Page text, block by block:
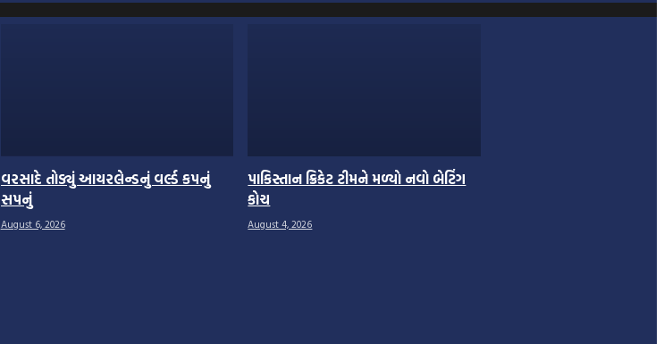
વરસાદે તોડ્યું આયરલેન્ડનું વર્લ્ડ કપનું
સપનું
August 6, 2026
પાકિસ્તાન ક્રિકેટ ટીમને મળ્યો નવો બેટિંગ
કોચ
August 4, 2026